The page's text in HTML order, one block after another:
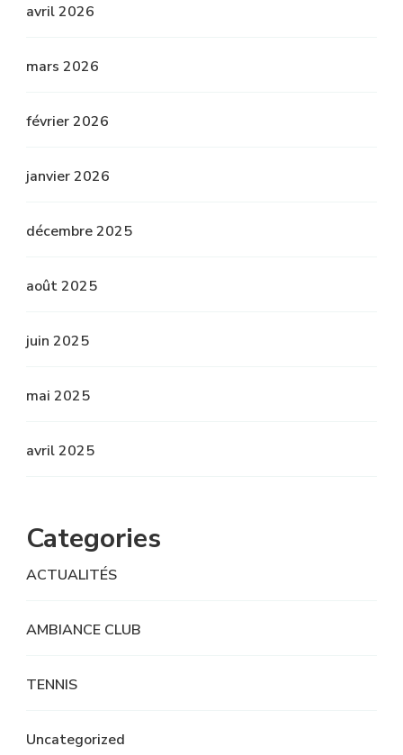
avril 2026
mars 2026
février 2026
janvier 2026
décembre 2025
août 2025
juin 2025
mai 2025
avril 2025
Categories
ACTUALITÉS
AMBIANCE CLUB
TENNIS
Uncategorized